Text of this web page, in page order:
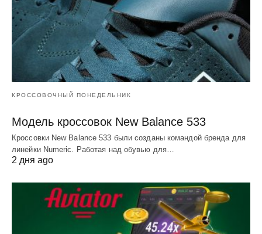
КРОССОВОЧНЫЙ ПОНЕДЕЛЬНИК
Модель кроссовок New Balance 533
Кроссовки New Balance 533 были созданы командой бренда для
линейки Numeric. Работая над обувью для…
2 дня ago